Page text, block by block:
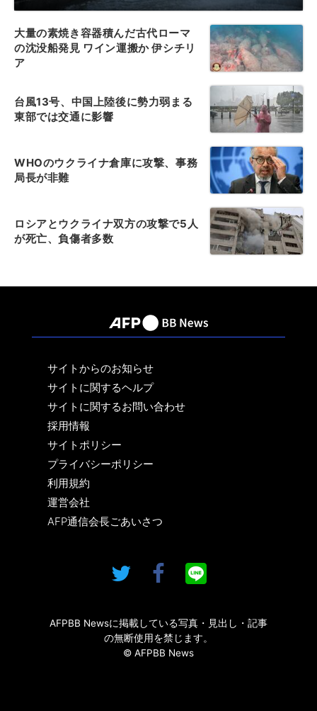
大量の素焼き容器積んだ古代ローマ
の沈没船発見 ワイン運搬か 伊シチリ
ア
台風13号、中国上陸後に勢力弱まる
東部では交通に影響
WHOのウクライナ倉庫に攻撃、事務
局長が非難
ロシアとウクライナ双方の攻撃で5人
が死亡、負傷者多数
サイトからのお知らせ
サイトに関するヘルプ
サイトに関するお問い合わせ
採用情報
サイトポリシー
プライバシーポリシー
利用規約
運営会社
AFP通信会長ごあいさつ
AFPBB Newsに掲載している写真・見出し・記事
の無断使用を禁じます。
© AFPBB News